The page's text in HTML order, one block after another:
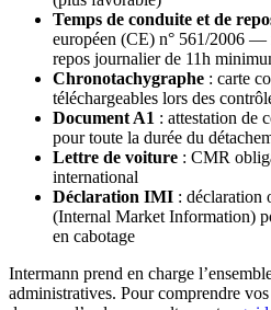
Temps de conduite et de
européen (CE) n° 561/2006 —
repos journalier de 11h
Chronotachygraphe : carte
téléchargeables lors des
Document A1 : attestation de
pour toute la durée du
Lettre de voiture : CMR
international
Déclaration IMI : déclaration
(Internal Market Information)
en cabotage
Intermann prend en charge
administratives. Pour comprendre